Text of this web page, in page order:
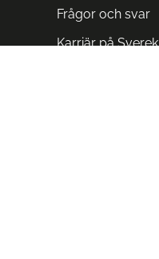
Frågor och svar
Karriär på Sverek